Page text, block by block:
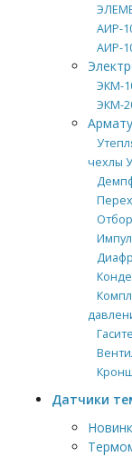
АИР-
АИР-
ЭКМ-
ЭКМ-
чехлы
Датчики